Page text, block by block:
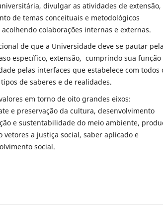
divulgar as atividades de extensão,
de temas conceituais e metodológicos
colaborações internas e externas.
de que a Universidade deve se pautar
específico, extensão, cumprindo sua função
pelas interfaces que estabelece com todos
de saberes e de realidades.
em torno de oito grandes eixos:
e preservação da cultura, desenvolvimento
e sustentabilidade do meio ambiente,
a justiça social, saber aplicado e
social.